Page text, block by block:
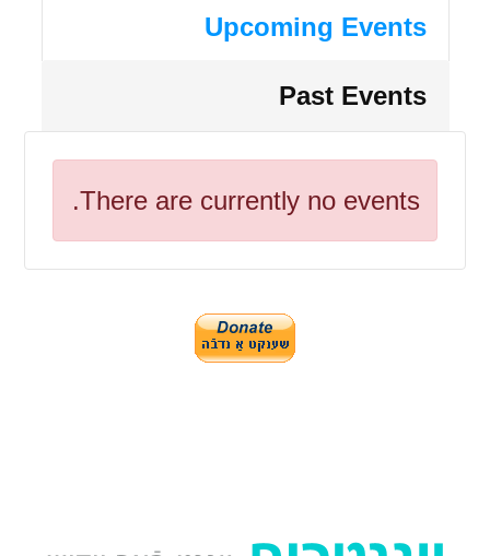
Upcoming Events
Past Events
There are currently no events.